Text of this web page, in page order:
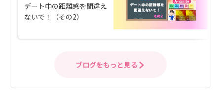
デート中の距離感を間違え
ないで！（その2）
ブログをもっと見る